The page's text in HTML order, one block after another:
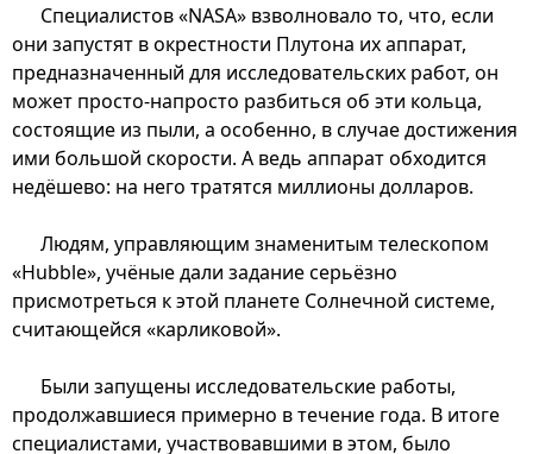
Специалистов «NASA» взволновало то, что, если
они запустят в окрестности Плутона их аппарат,
предназначенный для исследовательских работ, он
может просто-напросто разбиться об эти кольца,
состоящие из пыли, а особенно, в случае достижения
ими большой скорости. А ведь аппарат обходится
недёшево: на него тратятся миллионы долларов.
Людям, управляющим знаменитым телескопом
«Hubble», учёные дали задание серьёзно
присмотреться к этой планете Солнечной системе,
считающейся «карликовой».
Были запущены исследовательские работы,
продолжавшиеся примерно в течение года. В итоге
специалистами, участвовавшими в этом, было